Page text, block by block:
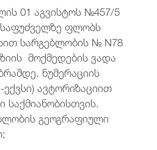
01 აგვისტოს №457/5
ფლობს
სარგებლობის № N78
მოქმედების ვადა
ნუმერაციის
ავტორიზაციით
გეოგრაფიული